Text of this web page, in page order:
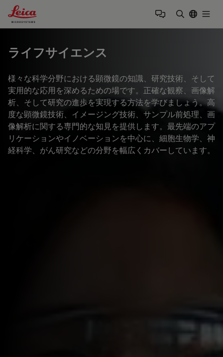
Leica Microsystems Logo
ライフサイエンス
様々な科学分野における顕微鏡の知識、研究技術、そして
実用的な応用を深めるための場です。正確な観察、画像解
析、そして研究の進歩を実現する方法を学びましょう。高
度な顕微鏡技術、イメージング技術、サンプル前処理、画
像解析に関する専門的な知見を提供します。最先端のアプ
リケーションやイノベーションを中心に、細胞生物学、神
経科学、がん研究などの分野を幅広くカバーしています。